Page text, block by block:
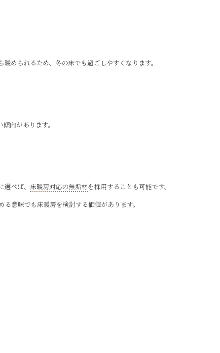
められるため、冬の床でも過ごしやすくなります。
向があります。
べば、 床暖房対応の無垢材を採用することも可能です。
意味でも床暖房を検討する価値があります。